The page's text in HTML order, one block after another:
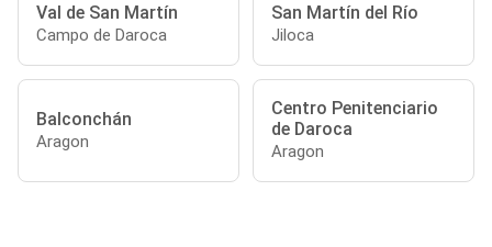
Val de San Martín
Campo de Daroca
San Martín del Río
Jiloca
Balconchán
Aragon
Centro Penitenciario
de Daroca
Aragon